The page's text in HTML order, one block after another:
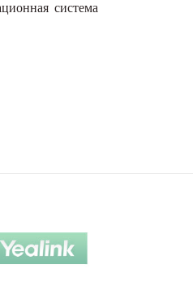
система